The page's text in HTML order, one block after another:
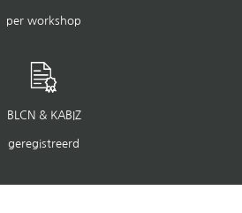
per workshop
BLCN & KABIZ
geregistreerd